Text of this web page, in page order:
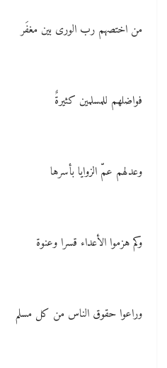
من اختصهم رب الورى بين مغفَر
فواضلهم للمسلمين كثيرةٌ
وعدلهم عمّ الزوايا بأسرها
وكم هزموا الأعداء قسرا وعنوة
وراعوا حقوق الناس من كل مسلم